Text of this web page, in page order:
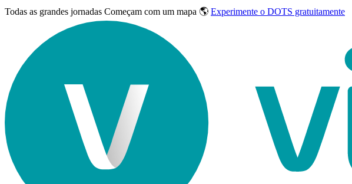
Todas as grandes jornadas Começam com um mapa 🌎 Experimente o DOTS gratuitamente